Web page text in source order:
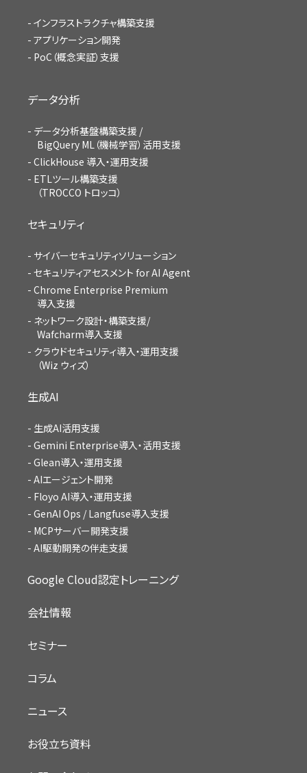
インフラストラクチャ構築支援
アプリケーション開発
PoC（概念実証）支援
データ分析
データ分析基盤構築支援 /
BigQuery ML（機械学習）活用支援
ClickHouse 導入・運用支援
ETLツール構築支援
（TROCCO トロッコ）
セキュリティ
サイバーセキュリティソリューション
セキュリティアセスメント for AI Agent
Chrome Enterprise Premium
導入支援
ネットワーク設計・構築支援/
Wafcharm導入支援
クラウドセキュリティ導入・運用支援
（Wiz ウィズ）
生成AI
生成AI活用支援
Gemini Enterprise導入・活用支援
Glean導入・運用支援
AIエージェント開発
Floyo AI導入・運用支援
GenAI Ops / Langfuse導入支援
MCPサーバー開発支援
AI駆動開発の伴走支援
Google Cloud認定トレーニング
会社情報
セミナー
コラム
ニュース
お役立ち資料